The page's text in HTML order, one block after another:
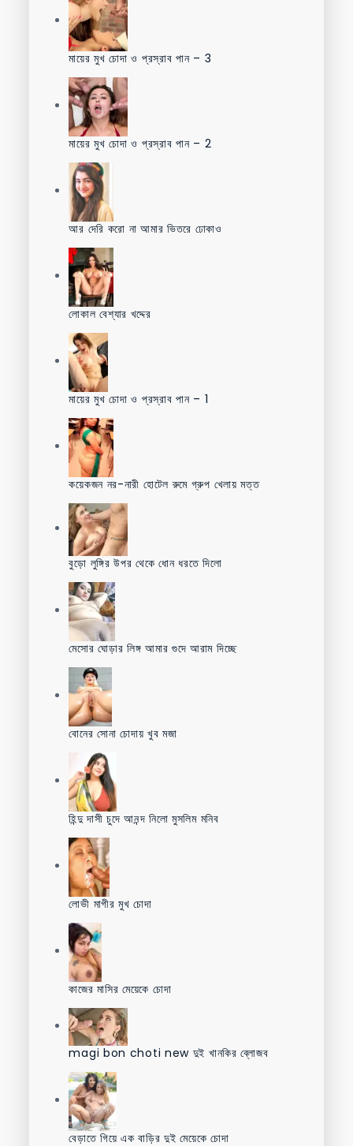
মায়ের মুখ চোদা ও প্রস্রাব পান – 3
মায়ের মুখ চোদা ও প্রস্রাব পান – 2
আর দেরি করো না আমার ভিতরে ঢোকাও
লোকাল বেশ্যার খদ্দের
মায়ের মুখ চোদা ও প্রস্রাব পান – 1
কয়েকজন নর-নারী হোটেল রুমে গ্রুপ খেলায় মত্ত
বুড়ো লুঙ্গির উপর থেকে ধোন ধরতে দিলো
মেসোর ঘোড়ার লিঙ্গ আমার গুদে আরাম দিচ্ছে
বোনের সোনা চোদায় খুব মজা
হিন্দু দাসী চুদে আনন্দ নিলো মুসলিম মনিব
লোভী মাগীর মুখ চোদা
কাজের মাসির মেয়েকে চোদা
magi bon choti new দুই খানকির ব্লোজব
বেড়াতে গিয়ে এক বাড়ির দুই মেয়েকে চোদা